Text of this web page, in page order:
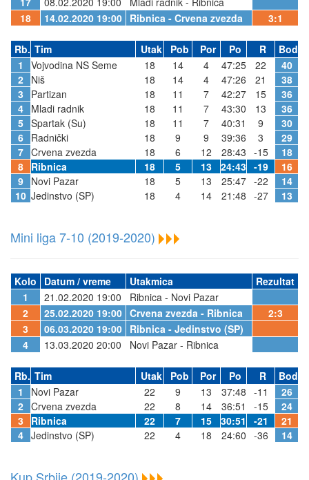
18
14.02.2020 19:00 Ribnica - Crvena zvezda 3:1
Rb. Tim Utak Pob Por Po R
Bod
1
Vojvodina NS Seme 18 14 4 47:25 22
40
2 Niš 18 14 4 47:26 21
38
3
Partizan 18 11 7 42:27 15
36
4 Mladi radnik 18 11 7 43:30 13
36
5 Spartak (Su) 18 11 7 40:31 9
30
6 Radnički 18 9 9 39:36 3
29
7 Crvena zvezda 18 6 12 28:43 -15
18
8 Ribnica 18 5 13 24:43 -19
16
9 Novi Pazar 18 5 13 25:47 -22
14
10 Jedinstvo (SP) 18 4 14 21:48 -27 13
Mini liga 7-10 (2019-2020)
Kolo Datum / vreme Utakmica
Rezultat
1
21.02.2020 19:00
Ribnica - Novi Pazar
2
25.02.2020 19:00 Crvena zvezda - Ribnica
2:3
3
06.03.2020 19:00 Ribnica - Jedinstvo (SP)
4
13.03.2020 20:00 Novi Pazar - Ribnica
Rb. Tim Utak Pob Por Po R
Bod
1
Novi Pazar 22 9 13 37:48 -11
26
2 Crvena zvezda 22 8 14 36:51 -15
24
3 Ribnica 22 7 15 30:51 -21
21
4 Jedinstvo (SP) 22 4 18 24:60 -36 14
Kup Srbije (2019-2020)